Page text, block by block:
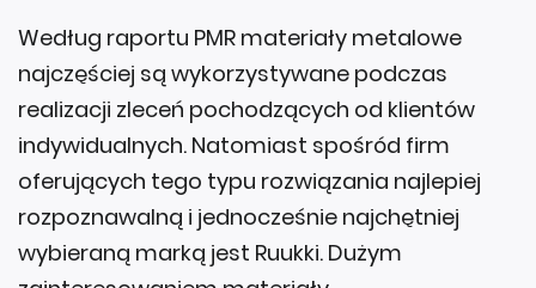
Według raportu PMR materiały metalowe
najczęściej są wykorzystywane podczas
realizacji zleceń pochodzących od klientów
indywidualnych. Natomiast spośród firm
oferujących tego typu rozwiązania najlepiej
rozpoznawalną i jednocześnie najchętniej
wybieraną marką jest Ruukki. Dużym